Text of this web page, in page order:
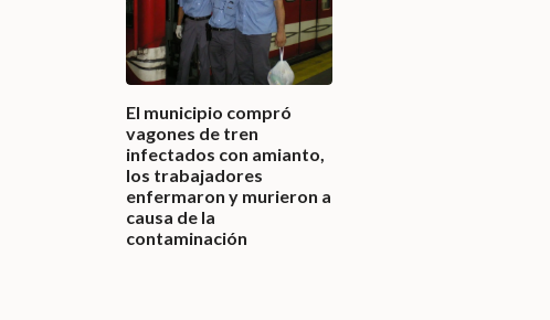
El municipio compró
vagones de tren
infectados con amianto,
los trabajadores
enfermaron y murieron a
causa de la
contaminación